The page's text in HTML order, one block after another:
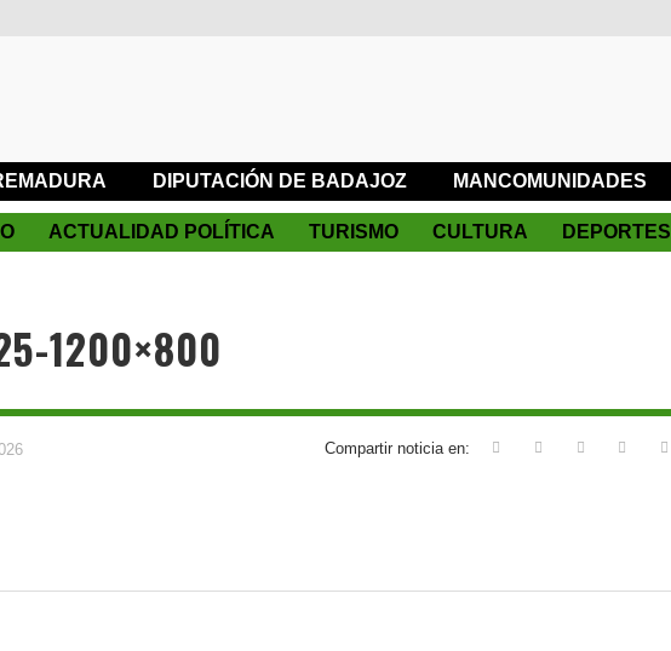
DIPUTACIÓN DE BADAJOZ MANCOMUNIDADES
ACTUALIDAD POLÍTICA TURISMO CULTURA DEPORTES
1200×800
Compartir noticia en: